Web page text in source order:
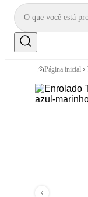
Página inicial